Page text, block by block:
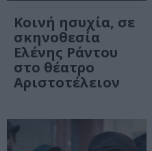
Κοινή ησυχία, σε
σκηνοθεσία
Ελένης Ράντου
στο θέατρο
Αριστοτέλειον